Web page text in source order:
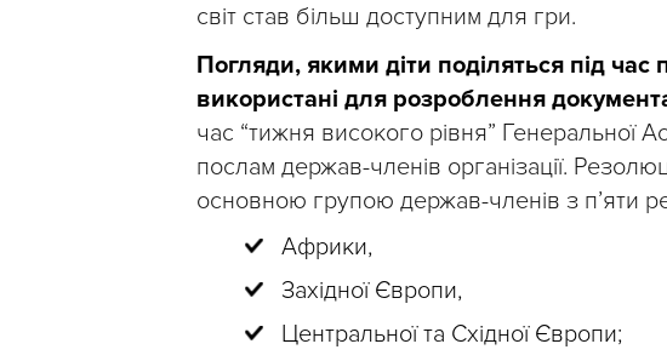
світ став більш доступним для гри.
Погляди, якими діти поділяться під
використані для розроблення
час “тижня високого рівня” Генеральної
послам держав-членів організації.
основною групою держав-членів з п’яти
Африки,
Західної Європи,
Центральної та Східної Європи;